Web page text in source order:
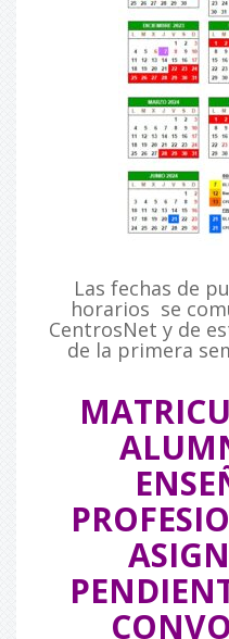
Las fechas de
horarios se
CentrosNet y de
de la primera